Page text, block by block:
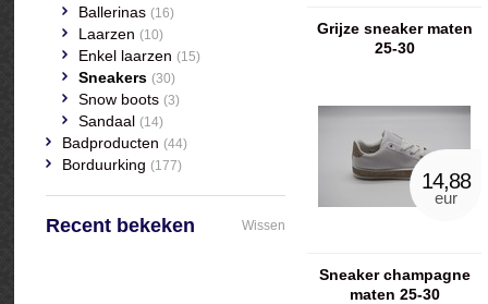
Grijze sneaker maten
25-30
14,88
eur
Sneaker champagne
maten 25-30
Ballerinas (16)
Laarzen (10)
Enkel laarzen (15)
Sneakers (30)
Snow boots (3)
Sandaal (14)
Badproducten (44)
Borduurking (177)
Recent bekeken Wissen